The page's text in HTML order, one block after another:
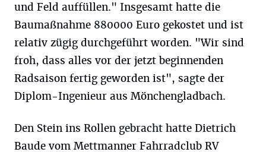
und Feld auffüllen." Insgesamt hatte die
Baumaßnahme 880000 Euro gekostet und ist
relativ zügig durchgeführt worden. "Wir sind
froh, dass alles vor der jetzt beginnenden
Radsaison fertig geworden ist", sagte der
Diplom-Ingenieur aus Mönchengladbach.
Den Stein ins Rollen gebracht hatte Dietrich
Baude vom Mettmanner Fahrradclub RV